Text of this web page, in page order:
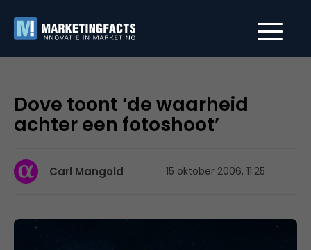
Dove toont ‘de waarheid
achter een fotoshoot’
Carl Mangold 15 oktober 2006, 11:25